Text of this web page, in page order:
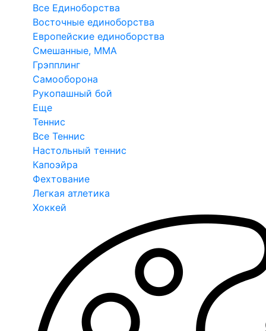
Все Единоборства
Восточные единоборства
Европейские единоборства
Смешанные, ММА
Грэпплинг
Самооборона
Рукопашный бой
Еще
Теннис
Все Теннис
Настольный теннис
Капоэйра
Фехтование
Легкая атлетика
Хоккей